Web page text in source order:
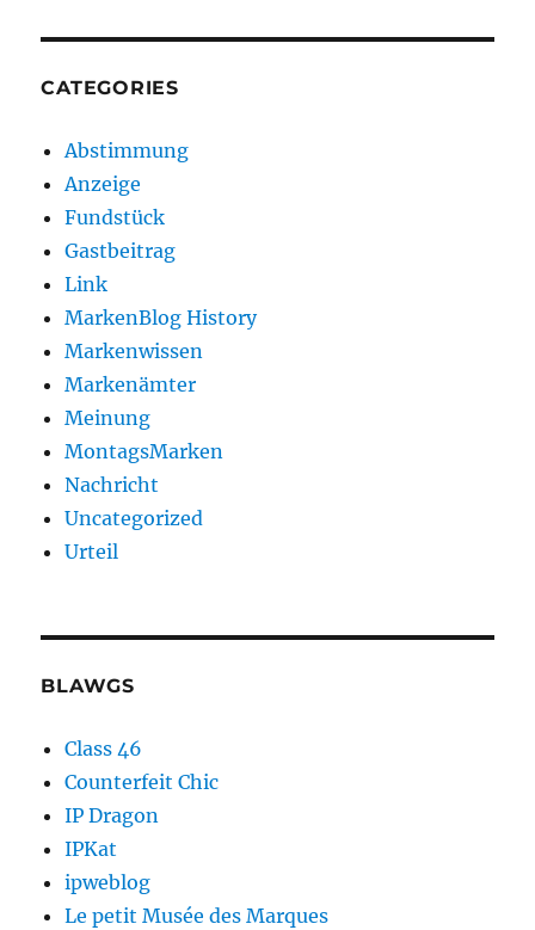
CATEGORIES
Abstimmung
Anzeige
Fundstück
Gastbeitrag
Link
MarkenBlog History
Markenwissen
Markenämter
Meinung
MontagsMarken
Nachricht
Uncategorized
Urteil
BLAWGS
Class 46
Counterfeit Chic
IP Dragon
IPKat
ipweblog
Le petit Musée des Marques